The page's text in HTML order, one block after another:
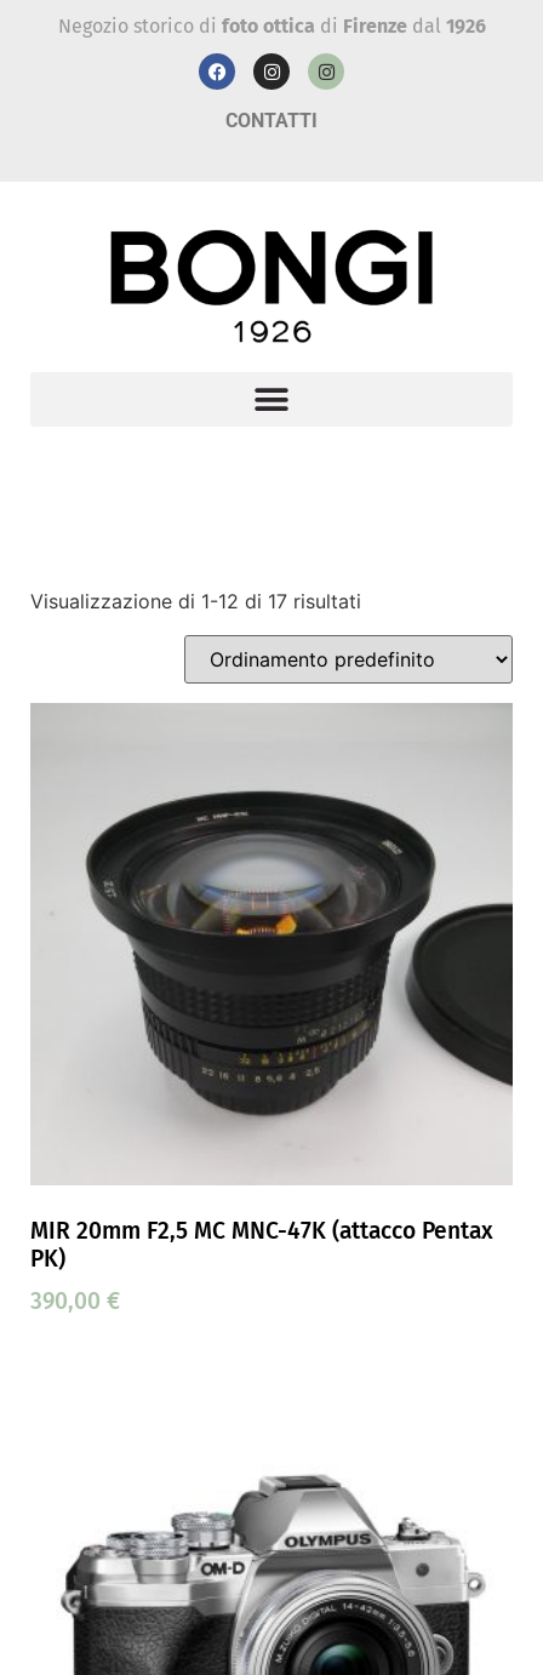
Negozio storico di foto ottica di Firenzedal 1926
CONTATTI
Visualizzazione di 1-12 di 17 risultati
MIR 20mm F2,5 MC MNC-47K (attacco Pentax
PK)
390,00 €